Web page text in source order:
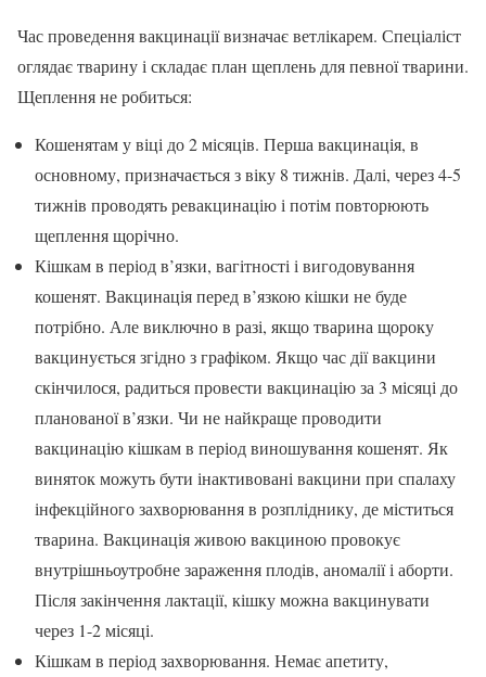
Час проведення вакцинації визначає ветлікарем. Спеціаліст
оглядає тварину і складає план щеплень для певної тварини.
Щеплення не робиться:
Кошенятам у віці до 2 місяців. Перша вакцинація, в
основному, призначається з віку 8 тижнів. Далі, через 4-5
тижнів проводять ревакцинацію і потім повторюють
щеплення щорічно.
Кішкам в період в’язки, вагітності і вигодовування
кошенят. Вакцинація перед в’язкою кішки не буде
потрібно. Але виключно в разі, якщо тварина щороку
вакцинується згідно з графіком. Якщо час дії вакцини
скінчилося, радиться провести вакцинацію за 3 місяці до
планованої в’язки. Чи не найкраще проводити
вакцинацію кішкам в період виношування кошенят. Як
виняток можуть бути інактивовані вакцини при спалаху
інфекційного захворювання в розпліднику, де міститься
тварина. Вакцинація живою вакциною провокує
внутрішньоутробне зараження плодів, аномалії і аборти.
Після закінчення лактації, кішку можна вакцинувати
через 1-2 місяці.
Кішкам в період захворювання. Немає апетиту,